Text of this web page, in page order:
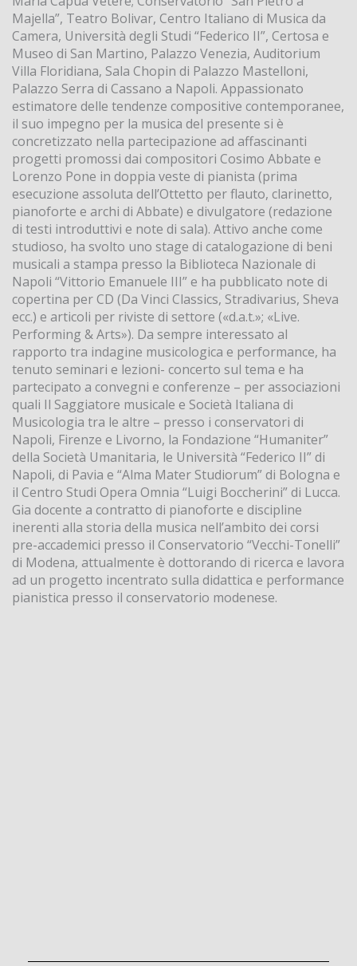
Majella”, Teatro Bolivar, Centro Italiano di Musica da
Camera, Università degli Studi “Federico II”, Certosa e
Museo di San Martino, Palazzo Venezia, Auditorium
Villa Floridiana, Sala Chopin di Palazzo Mastelloni,
Palazzo Serra di Cassano a Napoli. Appassionato
estimatore delle tendenze compositive contemporanee,
il suo impegno per la musica del presente si è
concretizzato nella partecipazione ad affascinanti
progetti promossi dai compositori Cosimo Abbate e
Lorenzo Pone in doppia veste di pianista (prima
esecuzione assoluta dell’Ottetto per flauto, clarinetto,
pianoforte e archi di Abbate) e divulgatore (redazione
di testi introduttivi e note di sala). Attivo anche come
studioso, ha svolto uno stage di catalogazione di beni
musicali a stampa presso la Biblioteca Nazionale di
Napoli “Vittorio Emanuele III” e ha pubblicato note di
copertina per CD (Da Vinci Classics, Stradivarius, Sheva
ecc.) e articoli per riviste di settore («d.a.t.»; «Live.
Performing & Arts»). Da sempre interessato al
rapporto tra indagine musicologica e performance, ha
tenuto seminari e lezioni- concerto sul tema e ha
partecipato a convegni e conferenze – per associazioni
quali Il Saggiatore musicale e Società Italiana di
Musicologia tra le altre – presso i conservatori di
Napoli, Firenze e Livorno, la Fondazione “Humaniter”
della Società Umanitaria, le Università “Federico II” di
Napoli, di Pavia e “Alma Mater Studiorum” di Bologna e
il Centro Studi Opera Omnia “Luigi Boccherini” di Lucca.
Gia docente a contratto di pianoforte e discipline
inerenti alla storia della musica nell’ambito dei corsi
pre-accademici presso il Conservatorio “Vecchi-Tonelli”
di Modena, attualmente è dottorando di ricerca e lavora
ad un progetto incentrato sulla didattica e performance
pianistica presso il conservatorio modenese.